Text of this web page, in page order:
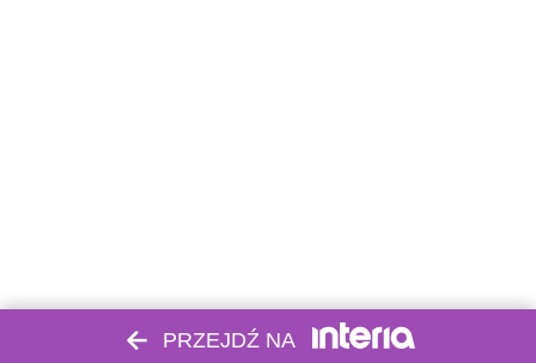
PRZEJDŹ NA